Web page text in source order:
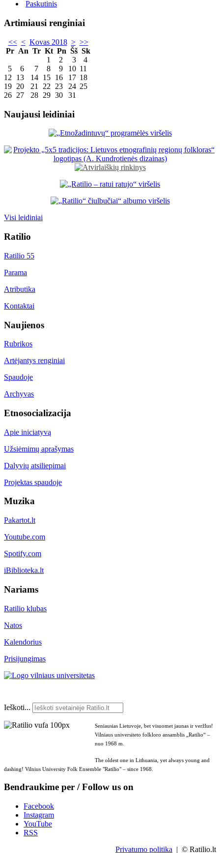
Paskutinis
Artimiausi renginiai
<< < Kovas 2018 > >>
Pr An Tr Kt Pn Šš Sk
1
2 3
4
5
6 7 8 9 10 11
12
13 14 15 16 17 18
19 20 21 22 23 24 25
26 27 28 29 30 31
Naujausi leidiniai
Visi leidiniai
Ratilio
Ratilio 55
Parama
Atributika
Kontaktai
Naujienos
Rubrikos
Artėjantys renginiai
Spaudoje
Archyvas
Etnosocializacija
Apie iniciatyvą
Užsiėmimų aprašymas
Dalyvių atsiliepimai
Projektas spaudoje
Muzika
Pakartot.lt
Youtube.com
Spotify.com
iBiblioteka.lt
Nariams
Ratilio klubas
Natos
Kalendorius
Prisijungimas
Ieškoti...
Seniausias Lietuvoje, bet visuomet jaunas ir veržlus!
Vilniaus universiteto folkloro ansamblis „Ratilio“ –
nuo 1968 m.
The oldest one in Lithuania, yet always young and
dashing! Vilnius University Folk Ensemble "Ratilio" – since 1968.
Bendraukime per / Follow us on
Facebook
Instagram
YouTube
RSS
Privatumo politika | © Ratilio.lt